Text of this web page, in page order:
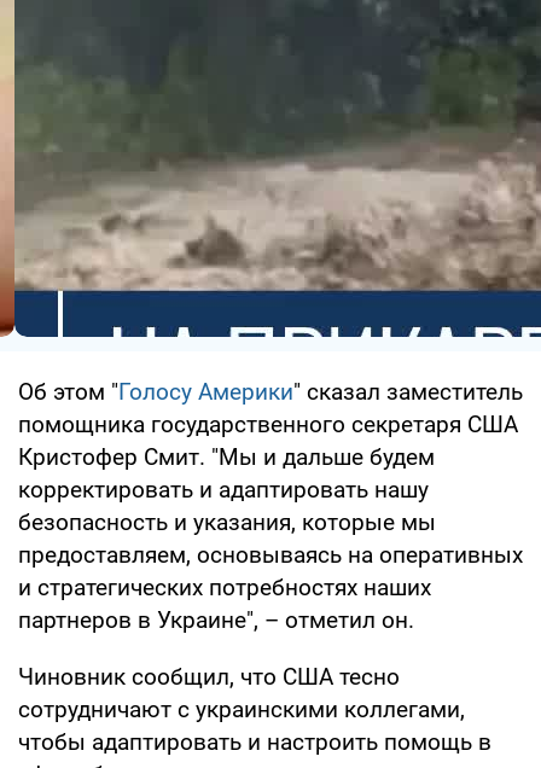
Об этом "Голосу Америки" сказал заместитель
помощника государственного секретаря США
Кристофер Смит. "Мы и дальше будем
корректировать и адаптировать нашу
безопасность и указания, которые мы
предоставляем, основываясь на оперативных
и стратегических потребностях наших
партнеров в Украине", – отметил он.
Чиновник сообщил, что США тесно
сотрудничают с украинскими коллегами,
чтобы адаптировать и настроить помощь в